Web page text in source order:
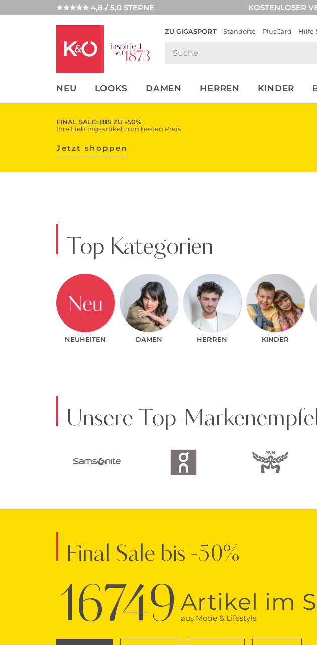
★★★★★ 4,8 / 5,0 STERNE KOSTENLOSER
ZU GIGASPORT Standorte PlusCard Hilfe
NEU LOOKS DAMEN HERREN KINDER
UNSERE APP
CLICK &
FINAL SALE: BIS ZU -50%
Ihre Lieblingsartikel zum besten Preis
Jetzt shoppen
Top Kategorien
NEUHEITEN DAMEN HERREN KINDER
Unsere Top-
Final Sale bis -50%
16749 Artikel im
aus Mode & Lifestyle